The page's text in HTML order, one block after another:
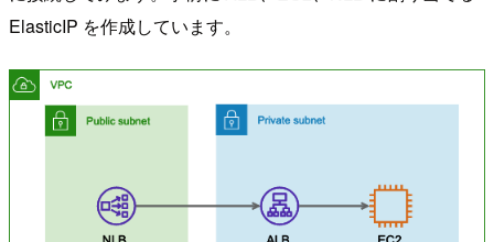
ElasticIP を作成しています。